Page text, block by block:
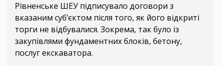
Рівненське ШЕУ підписувало договори з
вказаним суб’єктом після того, як його відкриті
торги не відбувалися. Зокрема, так було із
закупівлями фундаментних блоків, бетону,
послуг екскаватора.